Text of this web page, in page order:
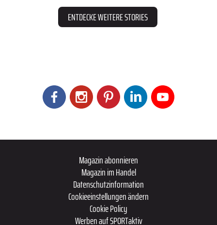
ENTDECKE WEITERE STORIES
Magazin abonnieren
Magazin im Handel
Datenschutzinformation
Cookieeinstellungen ändern
Cookie Policy
Werben auf SPORTaktiv